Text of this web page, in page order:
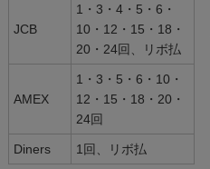
JCB
1・3・4・5・6・
10・12・15・18・
20・24回、リボ払
AMEX
1・3・5・6・10・
12・15・18・20・
24回
Diners 1回、リボ払